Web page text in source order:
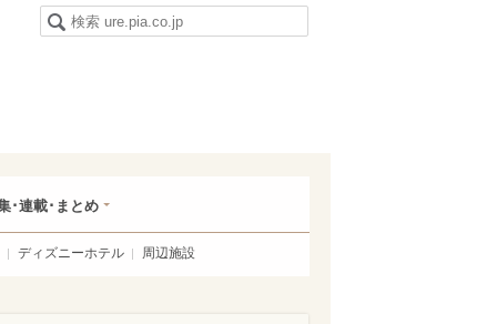
･連載･まとめ
ディズニーホテル 周辺施設